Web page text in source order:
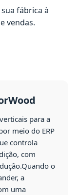
fábrica à
vendas.
para a
meio do ERP
controla
com
o
a
uma